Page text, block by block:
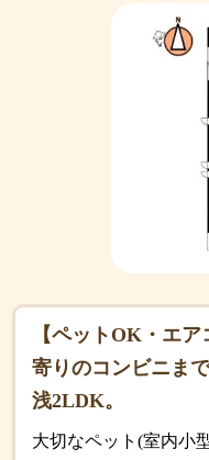
【ペットOK・エ
寄りのコンビニま
浅2LDK。
大切なペット(室内小